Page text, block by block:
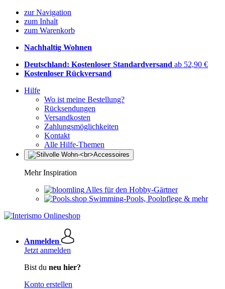
zur Navigation
zum Inhalt
zum Warenkorb
Nachhaltig Wohnen
Deutschland: Kostenloser Standardversand ab 52,90 €
Kostenloser Rückversand
Hilfe
Wo ist meine Bestellung?
Rücksendungen
Versandkosten
Zahlungsmöglichkeiten
Kontakt
Alle Hilfe-Themen
Mehr Inspiration
Alles für den Hobby-Gärtner
Swimming-Pools, Poolpflege & mehr
Anmelden
Jetzt anmelden
Bist du neu hier?
Konto erstellen